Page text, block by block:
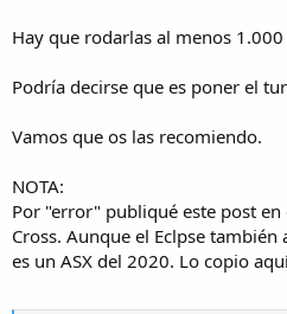
Hay que rodarlas al menos
Podría decirse que es poner el
Vamos que os las recomiendo.
NOTA:
Por "error" publiqué este post en
Cross. Aunque el Eclpse
es un ASX del 2020. Lo copio